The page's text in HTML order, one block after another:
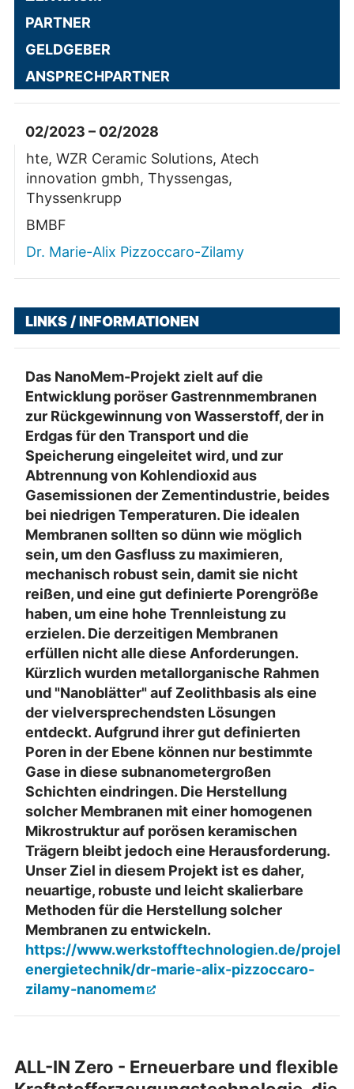
PARTNER
GELDGEBER
ANSPRECHPARTNER
02/2023 – 02/2028
hte, WZR Ceramic Solutions, Atech
innovation gmbh, Thyssengas,
Thyssenkrupp
BMBF
Dr. Marie-Alix Pizzoccaro-Zilamy
LINKS / INFORMATIONEN
Das NanoMem-Projekt zielt auf die
Entwicklung poröser Gastrennmembranen
zur Rückgewinnung von Wasserstoff, der in
Erdgas für den Transport und die
Speicherung eingeleitet wird, und zur
Abtrennung von Kohlendioxid aus
Gasemissionen der Zementindustrie, beides
bei niedrigen Temperaturen. Die idealen
Membranen sollten so dünn wie möglich
sein, um den Gasfluss zu maximieren,
mechanisch robust sein, damit sie nicht
reißen, und eine gut definierte Porengröße
haben, um eine hohe Trennleistung zu
erzielen. Die derzeitigen Membranen
erfüllen nicht alle diese Anforderungen.
Kürzlich wurden metallorganische Rahmen
und "Nanoblätter" auf Zeolithbasis als eine
der vielversprechendsten Lösungen
entdeckt. Aufgrund ihrer gut definierten
Poren in der Ebene können nur bestimmte
Gase in diese subnanometergroßen
Schichten eindringen. Die Herstellung
solcher Membranen mit einer homogenen
Mikrostruktur auf porösen keramischen
Trägern bleibt jedoch eine Herausforderung.
Unser Ziel in diesem Projekt ist es daher,
neuartige, robuste und leicht skalierbare
Methoden für die Herstellung solcher
Membranen zu entwickeln.
https://www.werkstofftechnologien.de/
energietechnik/dr-marie-alix-pizzoccaro-
zilamy-nanomem
ALL-IN Zero - Erneuerbare und flexible